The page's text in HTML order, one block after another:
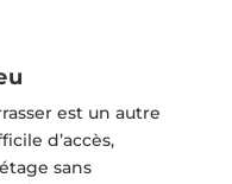
est un autre
d’accès,
sans